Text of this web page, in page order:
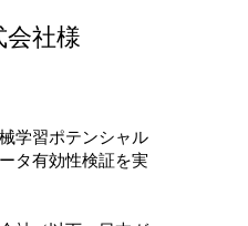
社様
学習ポテンシャル
タ有効性検証を実